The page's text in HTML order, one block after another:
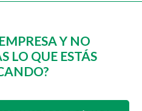
Y NO
LO QUE ESTÁS